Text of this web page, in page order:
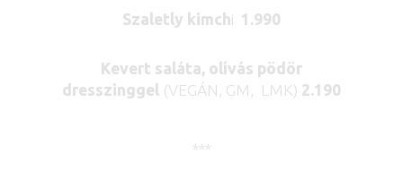
Szaletly kimchi 1.990
Kevert saláta, olívás pödör
dresszinggel (VEGÁN, GM, LMK) 2.190
***